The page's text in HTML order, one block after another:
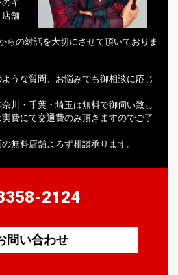
キ
店舗
らの対話を大切にさせて頂いておりま
うな質問、お悩みでも御相談に応じ
川・千葉・埼玉は無料で御伺い致し
費にて交通費のみ頂きますのでご了
無料店舗よろず相談承ります。
2124
問い合わせ